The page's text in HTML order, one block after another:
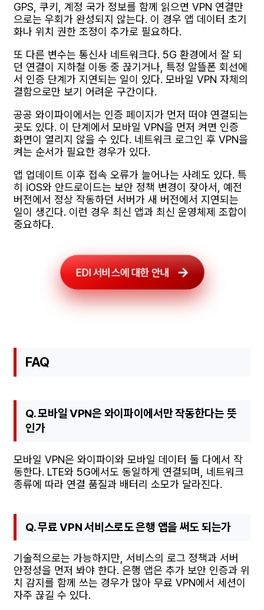
GPS, 쿠키, 계정 국가 정보를 함께 읽으면 VPN 연결만
으로는 우회가 완성되지 않는다. 이 경우 앱 데이터 초기
화나 위치 권한 조정이 추가로 필요하다.
또 다른 변수는 통신사 네트워크다. 5G 환경에서 잘 되
던 연결이 지하철 이동 중 끊기거나, 특정 알뜰폰 회선에
서 인증 단계가 지연되는 일이 있다. 모바일 VPN 자체의
결함으로만 보기 어려운 구간이다.
공공 와이파이에서는 인증 페이지가 먼저 떠야 연결되는
곳도 있다. 이 단계에서 모바일 VPN을 먼저 켜면 인증
화면이 열리지 않을 수 있다. 네트워크 로그인 후 VPN을
켜는 순서가 필요한 경우가 있다.
앱 업데이트 이후 접속 오류가 늘어나는 사례도 있다. 특
히 iOS와 안드로이드는 보안 정책 변경이 잦아서, 예전
버전에서 정상 작동하던 서버가 새 버전에서 지연되는
일이 생긴다. 이런 경우 최신 앱과 최신 운영체제 조합이
중요하다.
EDI 서비스에 대한 안내
FAQ
Q. 모바일 VPN은 와이파이에서만 작동한다는 뜻
인가
모바일 VPN은 와이파이와 모바일 데이터 둘 다에서 작
동한다. LTE와 5G에서도 동일하게 연결되며, 네트워크
종류에 따라 연결 품질과 배터리 소모가 달라진다.
Q. 무료 VPN 서비스로도 은행 앱을 써도 되는가
기술적으로는 가능하지만, 서비스의 로그 정책과 서버
안정성을 먼저 봐야 한다. 은행 앱은 추가 보안 인증과 위
치 감지를 함께 쓰는 경우가 많아 무료 VPN에서 세션이
자주 끊길 수 있다.